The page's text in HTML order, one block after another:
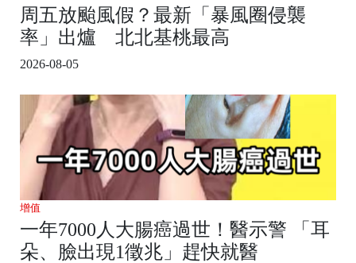
周五放颱風假？最新「暴風圈侵襲
率」出爐 北北基桃最高
2026-08-05
增值
一年7000人大腸癌過世！醫示警 「耳
朵、臉出現1徵兆」趕快就醫